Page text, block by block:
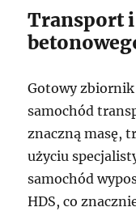
Transport
Gotowy
samochód
znaczną masę,
użyciu
samochód
HDS, co